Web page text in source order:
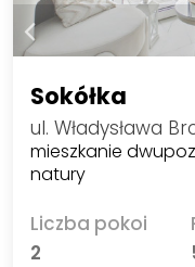
Sokółka
ul. Władysława
mieszkanie
natury
Liczba pokoi
2